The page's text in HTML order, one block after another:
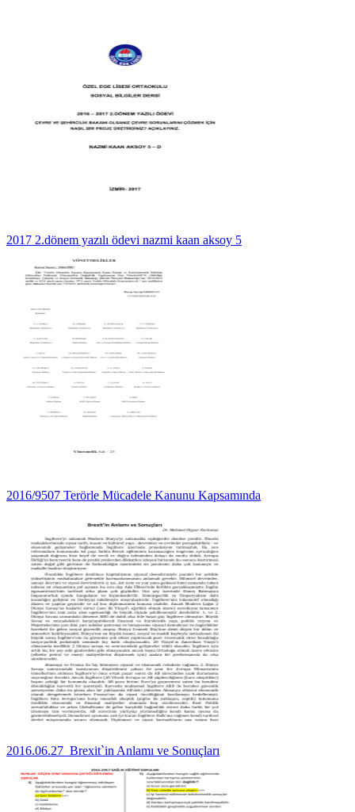
2017 2.dönem yazılı ödevi nazmi kaan aksoy 5
2016/9507 Terörle Mücadele Kanunu Kapsamında
2016.06.27_Brexit`in Anlamı ve Sonuçları